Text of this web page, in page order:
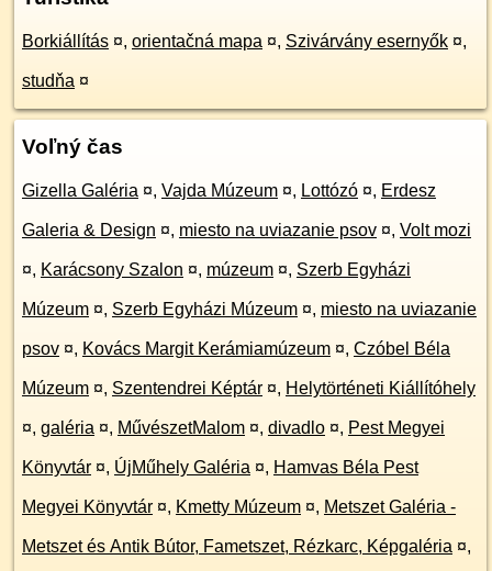
Borkiállítás ¤, orientačná mapa ¤, Szivárvány esernyők ¤,
studňa ¤
Voľný čas
Gizella Galéria ¤, Vajda Múzeum ¤, Lottózó ¤, Erdesz
Galeria & Design ¤, miesto na uviazanie psov ¤, Volt mozi
¤, Karácsony Szalon ¤, múzeum ¤, Szerb Egyházi
Múzeum ¤, Szerb Egyházi Múzeum ¤, miesto na uviazanie
psov ¤, Kovács Margit Kerámiamúzeum ¤, Czóbel Béla
Múzeum ¤, Szentendrei Képtár ¤, Helytörténeti Kiállítóhely
¤, galéria ¤, MűvészetMalom ¤, divadlo ¤, Pest Megyei
Könyvtár ¤, ÚjMűhely Galéria ¤, Hamvas Béla Pest
Megyei Könyvtár ¤, Kmetty Múzeum ¤, Metszet Galéria -
Metszet és Antik Bútor, Fametszet, Rézkarc, Képgaléria ¤,